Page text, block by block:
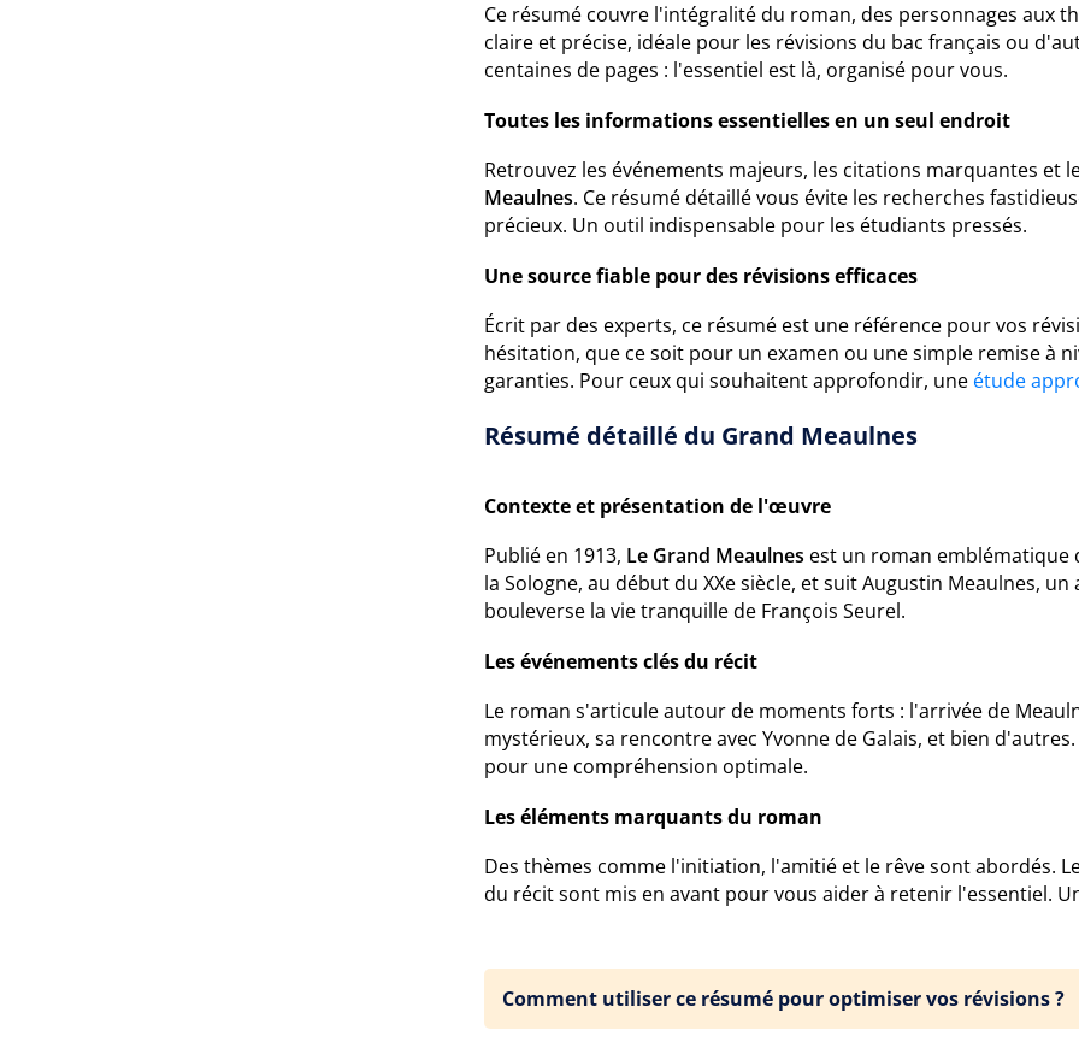
Ce résumé couvre l'intégralité du roman, des personnages aux
claire et précise, idéale pour les révisions du bac français ou
centaines de pages : l'essentiel est là, organisé pour vous.
Toutes les informations essentielles en un seul endroit
Retrouvez les événements majeurs, les citations marquantes et
Meaulnes. Ce résumé détaillé vous évite les recherches
précieux. Un outil indispensable pour les étudiants pressés.
Une source fiable pour des révisions efficaces
Écrit par des experts, ce résumé est une référence pour vos
hésitation, que ce soit pour un examen ou une simple remise à
garanties. Pour ceux qui souhaitent approfondir, une étude
Résumé détaillé du Grand Meaulnes
Contexte et présentation de l'œuvre
Publié en 1913, Le Grand Meaulnes est un roman emblématique
la Sologne, au début du XXe siècle, et suit Augustin Meaulnes,
bouleverse la vie tranquille de François Seurel.
Les événements clés du récit
Le roman s'articule autour de moments forts : l'arrivée de
mystérieux, sa rencontre avec Yvonne de Galais, et bien
pour une compréhension optimale.
Les éléments marquants du roman
Des thèmes comme l'initiation, l'amitié et le rêve sont abordés.
du récit sont mis en avant pour vous aider à retenir l'essentiel.
Comment utiliser ce résumé pour optimiser vos révisions ?